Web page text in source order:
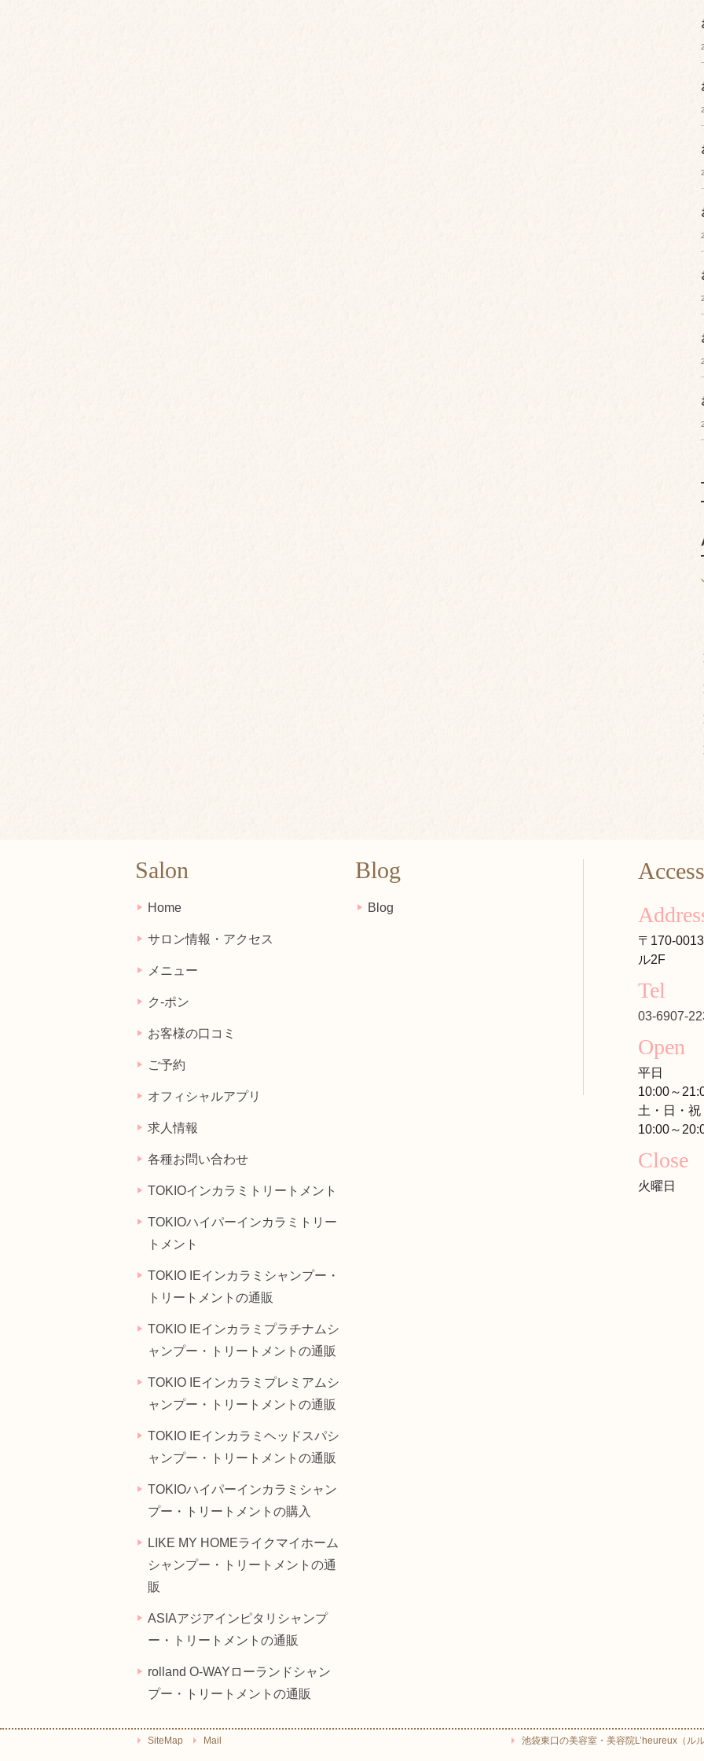
Salon
Home
サロン情報・アクセス
メニュー
ク-ポン
お客様の口コミ
ご予約
オフィシャルアプリ
求人情報
各種お問い合わせ
TOKIOインカラミトリートメント
TOKIOハイパーインカラミトリー
トメント
TOKIO IEインカラミシャンプー・
トリートメントの通販
TOKIO IEインカラミプラチナムシ
ャンプー・トリートメントの通販
TOKIO IEインカラミプレミアムシ
ャンプー・トリートメントの通販
TOKIO IEインカラミヘッドスパシ
ャンプー・トリートメントの通販
TOKIOハイパーインカラミシャン
プー・トリートメントの購入
LIKE MY HOMEライクマイホーム
シャンプー・トリートメントの通
販
ASIAアジアインピタリシャンプ
ー・トリートメントの通販
rolland O-WAYローランドシャン
プー・トリートメントの通販
Blog
Blog
Access
〒170-
ル2F
Tel
03-6907-
Open
平日
10:00～
土・日・祝
10:00～
Close
火曜日
SiteMap Mail 池袋東口の美容室・美容院L’heureux（